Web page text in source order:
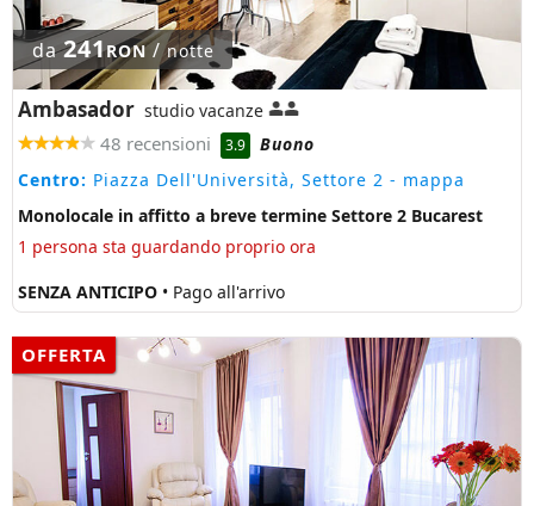
da241RON/notte
Ambasador studio vacanze
48 recensioni 3.9
Buono
Centro: Piazza Dell'Università, Settore 2 - mappa
Monolocale in affitto a breve termine Settore 2 Bucarest
1 persona sta guardando proprio ora
SENZA ANTICIPO • Pago all'arrivo
OFFERTA